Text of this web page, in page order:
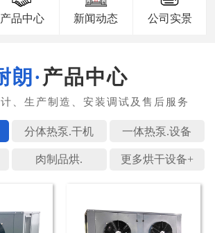
产品中心 新闻动态 公司实景
产品中心
分体热泵. 一体热泵.
肉制品烘. 更多烘干设备+